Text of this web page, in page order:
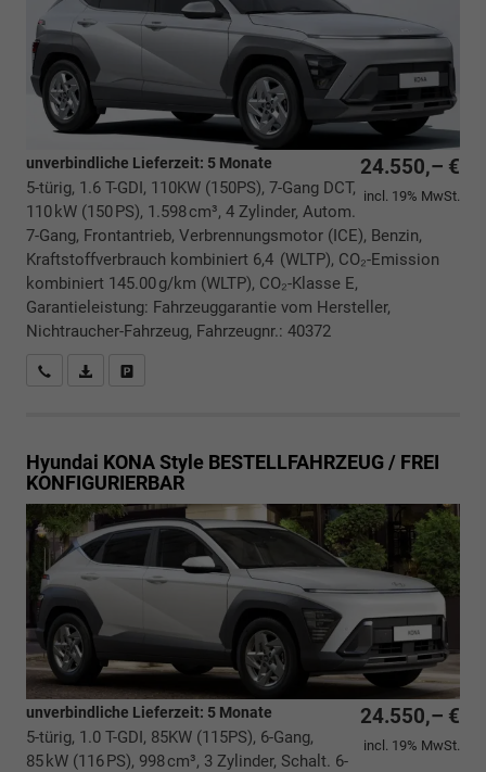
24.550,– €
incl. 19% MwSt.
unverbindliche Lieferzeit: 5 Monate
5-türig, 1.6 T-GDI, 110KW (150PS), 7-Gang DCT,
110 kW (150 PS), 1.598 cm³, 4 Zylinder, Autom.
7-Gang, Frontantrieb, Verbrennungsmotor (ICE), Benzin,
Kraftstoffverbrauch kombiniert 6,4 (WLTP), CO₂-Emission
kombiniert 145.00 g/km (WLTP), CO₂-Klasse E,
Garantieleistung: Fahrzeuggarantie vom Hersteller,
Nichtraucher-Fahrzeug, Fahrzeugnr.: 40372
Rückrufbitte absenden
PDF-Datei, Fahrzeugexposé drucken
Hyundai KONAStyle BESTELLFAHRZEUG / FREI
KONFIGURIERBAR
24.550,– €
incl. 19% MwSt.
unverbindliche Lieferzeit: 5 Monate
5-türig, 1.0 T-GDI, 85KW (115PS), 6-Gang,
85 kW (116 PS), 998 cm³, 3 Zylinder, Schalt. 6-